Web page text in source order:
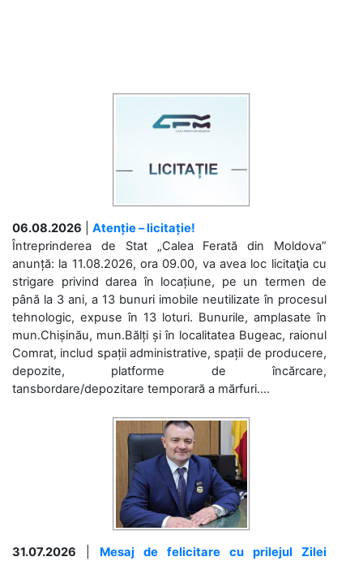
06.08.2026
Atenție – licitație!
Întreprinderea de Stat „Calea Ferată din Moldova”
anunță: la 11.08.2026, ora 09.00, va avea loc licitaţia cu
strigare privind darea în locațiune, pe un termen de
până la 3 ani, a 13 bunuri imobile neutilizate în procesul
tehnologic, expuse în 13 loturi. Bunurile, amplasate în
mun.Chișinău, mun.Bălți și în localitatea Bugeac, raionul
Comrat, includ spații administrative, spații de producere,
depozite, platforme de încărcare,
tansbordare/depozitare temporară a mărfuri....
31.07.2026
Mesaj de felicitare cu prilejul Zilei